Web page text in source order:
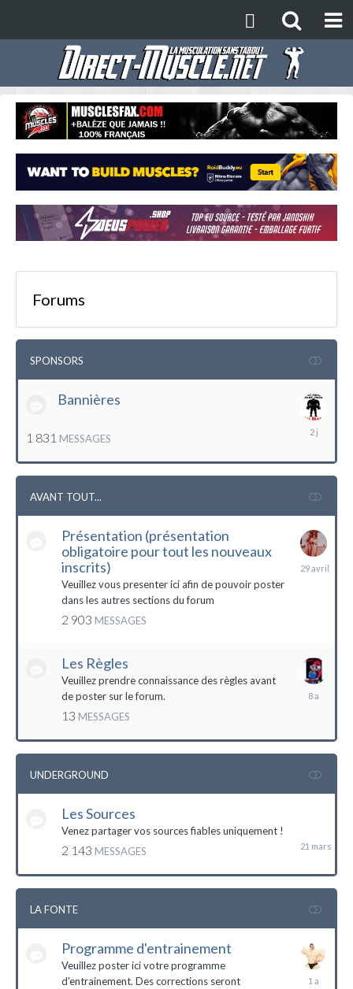
Forums
SPONSORS
Bannières
1 831 MESSAGES
lundi
AVANT TOUT...
Présentation (présentation
obligatoire pour tout les nouveaux
inscrits)
Veuillez vous presenter ici afin de pouvoir poster
dans les autres sections du forum
2 903 MESSAGES
29
Les Règles
Veuillez prendre connaissance des règles avant
de poster sur le forum.
13 MESSAGES
UNDERGROUND
Les Sources
Venez partager vos sources fiables uniquement !
2 143 MESSAGES
LA FONTE
Programme d'entrainement
Veuillez poster ici votre programme
d'entrainement. Des corrections seront
20